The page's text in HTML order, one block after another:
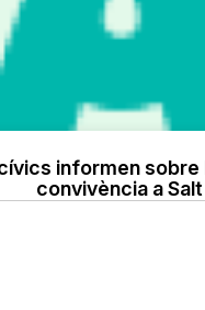
informen
convivència a Salt